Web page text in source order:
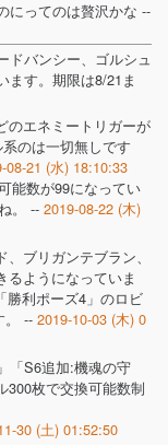
にってのは贅沢かな --
ドバンシー、ゴルシュ
ます。期限は8/21ま
のエネミートリガーが
のは一切無しです
08-21 (水) 18:10:33
能数が99になってい
。 -- 2019-08-22 (木)
ブリガンテブラン、
るようになっていま
勝利ポーズ4」のロビ
。 -- 2019-10-03 (木) 0
「S6追加:機魂の守
300枚で交換可能数制
30 (土) 01:52:50